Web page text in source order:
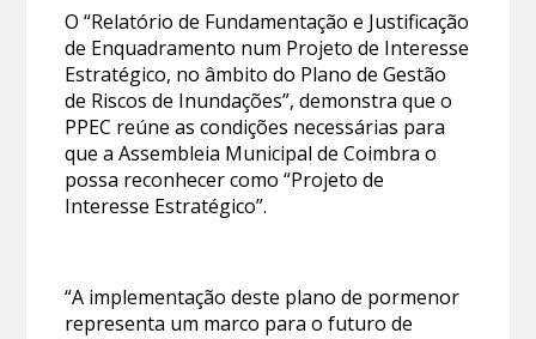
O “Relatório de Fundamentação e Justificação
de Enquadramento num Projeto de Interesse
Estratégico, no âmbito do Plano de Gestão
de Riscos de Inundações”, demonstra que o
PPEC reúne as condições necessárias para
que a Assembleia Municipal de Coimbra o
possa reconhecer como “Projeto de
Interesse Estratégico”.
“A implementação deste plano de pormenor
representa um marco para o futuro de